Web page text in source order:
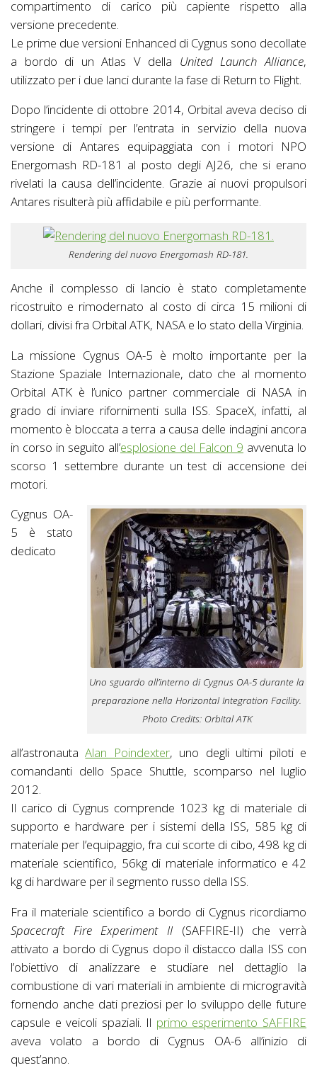
compartimento di carico più capiente rispetto alla
versione precedente.
Le prime due versioni Enhanced di Cygnus sono decollate
a bordo di un Atlas V della United Launch Alliance,
utilizzato per i due lanci durante la fase di Return to Flight.
Dopo l’incidente di ottobre 2014, Orbital aveva deciso di
stringere i tempi per l’entrata in servizio della nuova
versione di Antares equipaggiata con i motori NPO
Energomash RD-181 al posto degli AJ26, che si erano
rivelati la causa dell’incidente. Grazie ai nuovi propulsori
Antares risulterà più affidabile e più performante.
Rendering del nuovo Energomash RD-181.
Anche il complesso di lancio è stato completamente
ricostruito e rimodernato al costo di circa 15 milioni di
dollari, divisi fra Orbital ATK, NASA e lo stato della Virginia.
La missione Cygnus OA-5 è molto importante per la
Stazione Spaziale Internazionale, dato che al momento
Orbital ATK è l’unico partner commerciale di NASA in
grado di inviare rifornimenti sulla ISS. SpaceX, infatti, al
momento è bloccata a terra a causa delle indagini ancora
in corso in seguito all’esplosione del Falcon 9 avvenuta lo
scorso 1 settembre durante un test di accensione dei
motori.
Uno sguardo all’interno di Cygnus OA-5 durante la
preparazione nella Horizontal Integration Facility.
Photo Credits: Orbital ATK
Cygnus OA-
5 è stato
dedicato
all’astronautaAlan Poindexter, uno degli ultimi piloti e
comandanti dello Space Shuttle, scomparso nel luglio
2012.
Il carico di Cygnus comprende 1023 kg di materiale di
supporto e hardware per i sistemi della ISS, 585 kg di
materiale per l’equipaggio, fra cui scorte di cibo, 498 kg di
materiale scientifico, 56kg di materiale informatico e 42
kg di hardware per il segmento russo della ISS.
Fra il materiale scientifico a bordo di Cygnus ricordiamo
Spacecraft Fire Experiment II (SAFFIRE-II) che verrà
attivato a bordo di Cygnus dopo il distacco dalla ISS con
l’obiettivo di analizzare e studiare nel dettaglio la
combustione di vari materiali in ambiente di microgravità
fornendo anche dati preziosi per lo sviluppo delle future
capsule e veicoli spaziali. Il primo esperimento SAFFIRE
aveva volato a bordo di Cygnus OA-6 all’inizio di
quest’anno.